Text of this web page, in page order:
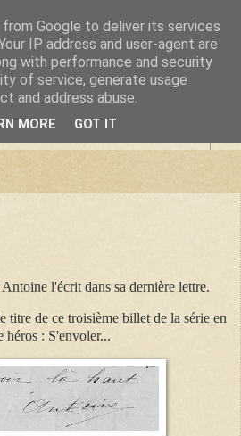
pour nos enfants"
l'écrit dans sa dernière lettre.
titre de ce troisième billet de la série en
héros : S'envoler...
Google to deliver its services
IP address and user-agent are
with performance and security
of service, generate usage
and address abuse.
MORE GOT IT